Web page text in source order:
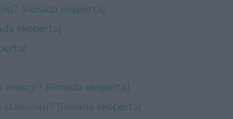
[Porada eksperta]
eksperta]
erekcji? [Porada eksperta]
[Porada eksperta]